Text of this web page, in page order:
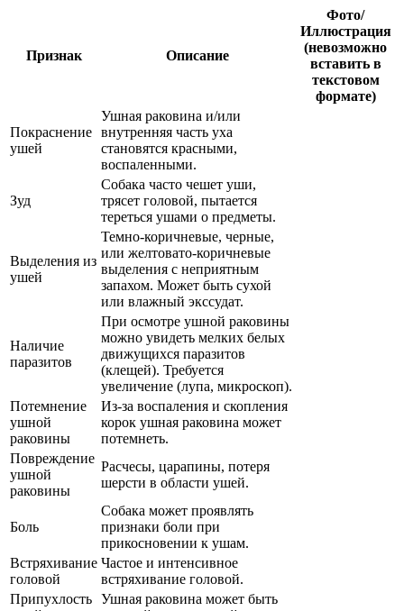
Признак Описание
Фото/
Иллюстрация
(невозможно
вставить в
текстовом
формате)
Покраснение
ушей
Ушная раковина и/или
внутренняя часть уха
становятся красными,
воспаленными.
Зуд
Собака часто чешет уши,
трясет головой, пытается
тереться ушами о предметы.
Выделения из
ушей
Темно-коричневые, черные,
или желтовато-коричневые
выделения с неприятным
запахом. Может быть сухой
или влажный экссудат.
Наличие
паразитов
При осмотре ушной раковины
можно увидеть мелких белых
движущихся паразитов
(клещей). Требуется
увеличение (лупа, микроскоп).
Потемнение
ушной
раковины
Из-за воспаления и скопления
корок ушная раковина может
потемнеть.
Повреждение
ушной
раковины
Расчесы, царапины, потеря
шерсти в области ушей.
Боль
Собака может проявлять
признаки боли при
прикосновении к ушам.
Встряхивание
головой
Частое и интенсивное
встряхивание головой.
Припухлость Ушная раковина может быть